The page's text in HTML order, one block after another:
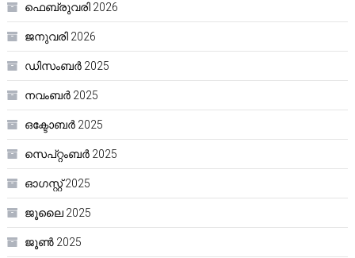
ഫെബ്രുവരി 2026
ജനുവരി 2026
ഡിസംബർ 2025
നവംബർ 2025
ഒക്ടോബർ 2025
സെപ്റ്റംബർ 2025
ഓഗസ്റ്റ്‌ 2025
ജൂലൈ 2025
ജൂൺ 2025